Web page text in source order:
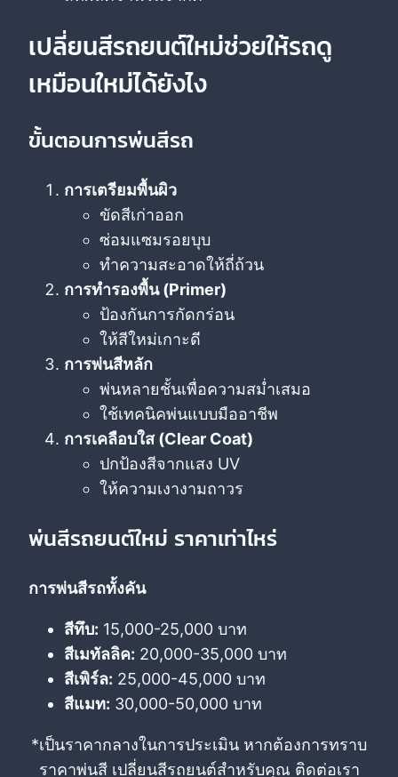
เปลี่ยนสีรถยนต์ใหม่ช่วยให้รถดู
เหมือนใหม่ได้ยังไง
ขั้นตอนการพ่นสีรถ
การเตรียมพื้นผิว
ขัดสีเก่าออก
ซ่อมแซมรอยบุบ
ทำความสะอาดให้ถี่ถ้วน
การทำรองพื้น (Primer)
ป้องกันการกัดกร่อน
ให้สีใหม่เกาะดี
การพ่นสีหลัก
พ่นหลายชั้นเพื่อความสม่ำเสมอ
ใช้เทคนิคพ่นแบบมืออาชีพ
การเคลือบใส (Clear Coat)
ปกป้องสีจากแสง UV
ให้ความเงางามถาวร
พ่นสีรถยนต์ใหม่ ราคาเท่าไหร่
การพ่นสีรถทั้งคัน
สีทึบ: 15,000-25,000 บาท
สีเมทัลลิค: 20,000-35,000 บาท
สีเพิร์ล: 25,000-45,000 บาท
สีแมท: 30,000-50,000 บาท
*เป็นราคากลางในการประเมิน หากต้องการทราบ
ราคาพ่นสี เปลี่ยนสีรถยนต์สำหรับคุณ ติดต่อเรา